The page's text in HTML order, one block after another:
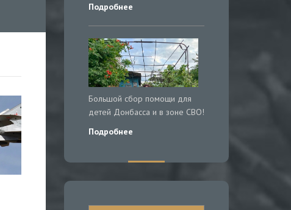
Подробнее
Большой сбор помощи для
детей Донбасса и в зоне СВО!
Подробнее